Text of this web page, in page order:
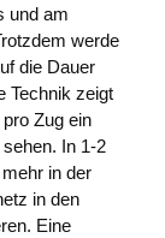
und am
werde
die Dauer
Technik zeigt
Zug ein
In 1-2
in der
in den
Eine